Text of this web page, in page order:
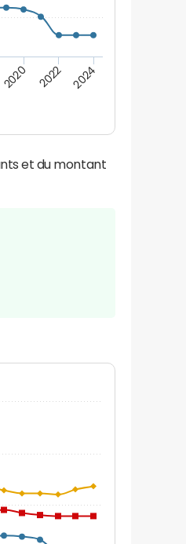
2020 2022 2024
et du montant